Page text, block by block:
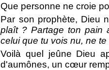
Que personne ne croie
Par son prophète, Dieu
plaît ? Partage ton pain
celui que tu vois nu, ne
Voilà quel jeûne Dieu
d'aumônes, un cœur